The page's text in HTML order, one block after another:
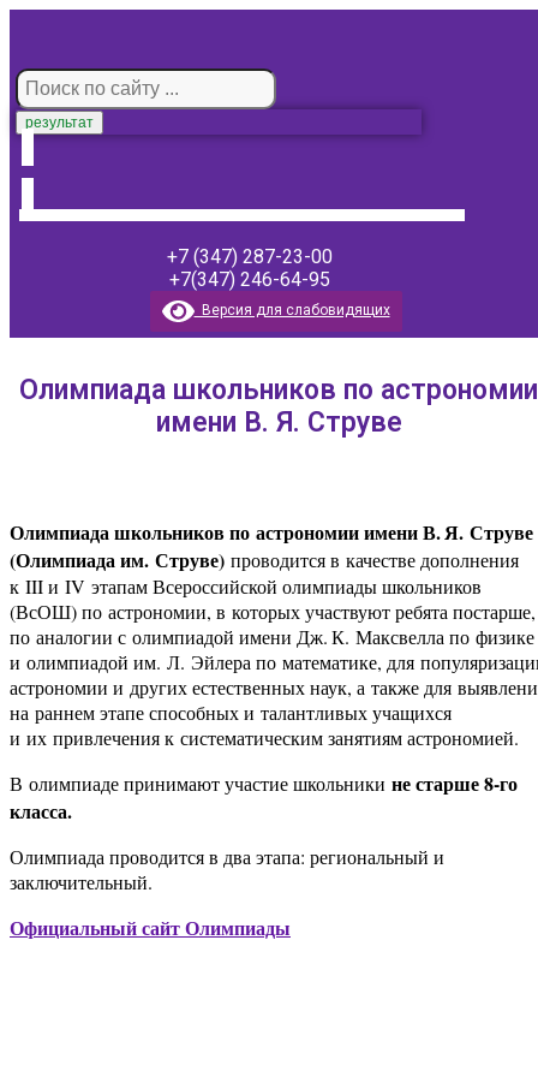
результат
+7 (347) 287-23-00
+7(347) 246-64-95
Версия для слабовидящих
Олимпиада школьников по астрономии
имени В. Я. Струве
Олимпиада школьников по астрономии имени В. ⁠Я. Струве
(Олимпиада им. Струве) проводится в качестве дополнения
к III и IV этапам Всероссийской олимпиады школьников
(ВсОШ) по астрономии, в которых участвуют ребята постарше,
по аналогии с олимпиадой имени Дж. ⁠К. Максвелла по физике
и олимпиадой им. Л. Эйлера по математике, для
астрономии и других естественных наук, а также для
на раннем этапе способных и талантливых учащихся
и их привлечения к систематическим занятиям астрономией.
В олимпиаде принимают участие школьники не старше 8-⁠го
класса.
Олимпиада проводится в два этапа: региональный и
заключительный.
Официальный сайт Олимпиады